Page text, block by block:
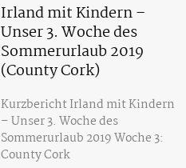
Irland mit Kindern –
Unser 3. Woche des
Sommerurlaub 2019
(County Cork)
Kurzbericht Irland mit Kindern
– Unser 3. Woche des
Sommerurlaub 2019 Woche 3:
County Cork